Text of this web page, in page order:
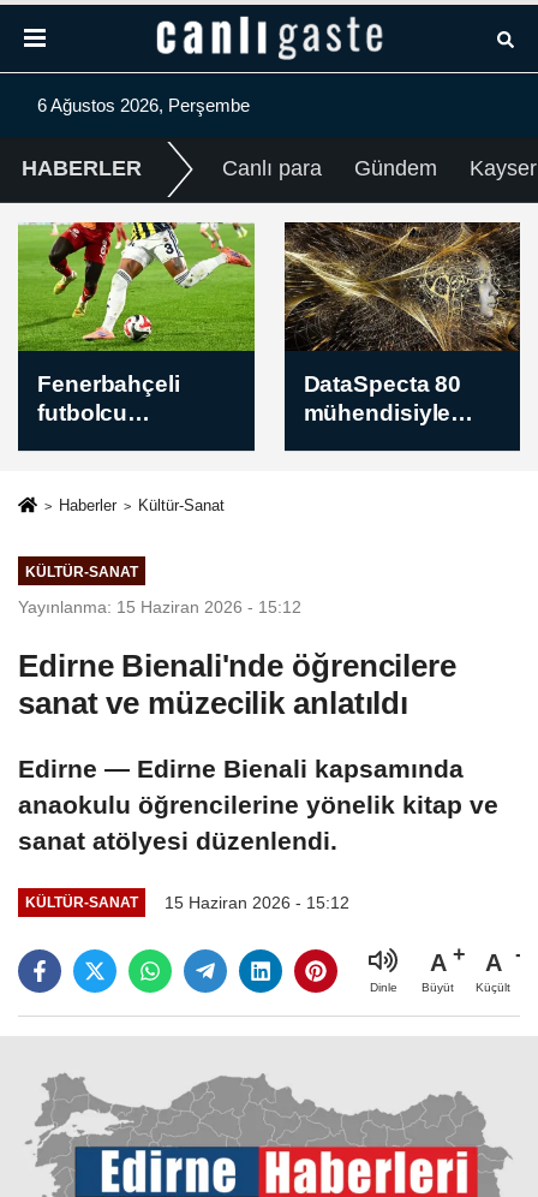
6 Ağustos 2026, Perşembe
HABERLER Canlı para Gündem
Fenerbahçeli
futbolcu
tendonunda kısmi
DataSpecta 80
mühendisiyle
Haberler Kültür-Sanat
KÜLTÜR-SANAT
Yayınlanma: 15 Haziran 2026 - 15:12
Edirne Bienali'nde öğrencilere
sanat ve müzecilik anlatıldı
Edirne — Edirne Bienali kapsamında
anaokulu öğrencilerine yönelik kitap ve
sanat atölyesi düzenlendi.
KÜLTÜR-SANAT 15 Haziran 2026 - 15:12
Dinle
A
Büyüt
A
Küçült